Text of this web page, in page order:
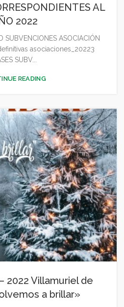
AL
2022
SUBVENCIONES ASOCIACIÓN
asociaciones_20223
SUBV...
READING
2022 Villamuriel de
a brillar»